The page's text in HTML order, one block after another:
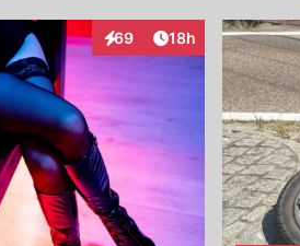
69
Interaktionen
Artikel
18h